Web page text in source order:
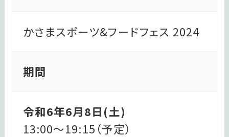
かさまスポーツ&フードフェス 2024
期間
令和6年6月8日(土)
13:00～19:15（予定）